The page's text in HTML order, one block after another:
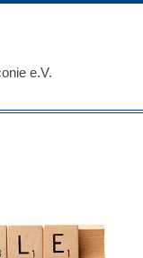
e.V.